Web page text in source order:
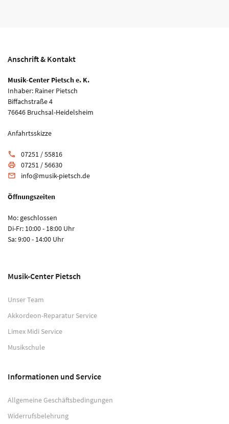
Anschrift & Kontakt
Musik-Center Pietsch e. K.
Inhaber: Rainer Pietsch
Biffachstraße 4
76646 Bruchsal-Heidelsheim
Anfahrtsskizze
phone 07251 / 55816
print 07251 / 56630
email info@musik-pietsch.de
Öffnungszeiten
Mo: geschlossen
Di-Fr: 10:00 - 18:00 Uhr
Sa: 9:00 - 14:00 Uhr
Musik-Center Pietsch
Unser Team
Akkordeon-Reparatur Service
Limex Midi Service
Musikschule
Informationen und Service
Allgemeine Geschäftsbedingungen
Widerrufsbelehrung